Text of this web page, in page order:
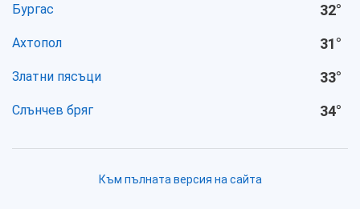
Бургас 32°
Ахтопол 31°
Златни пясъци 33°
Слънчев бряг 34°
Към пълната версия на сайта